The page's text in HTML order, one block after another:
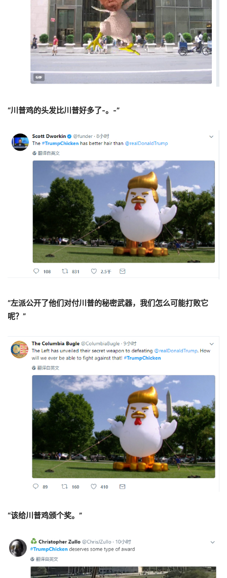
“川普鸡的头发比川普好多了-。-”
“左派公开了他们对付川普的秘密武器，我们怎么可能打败它
呢？”
“该给川普鸡颁个奖。”